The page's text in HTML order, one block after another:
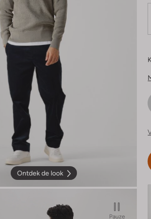
Ontdek de look
Pauze